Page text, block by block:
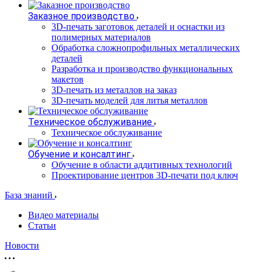
Заказное производство
3D-печать заготовок деталей и оснастки из
полимерных материалов
Обработка сложнопрофильных металлических
деталей
Разработка и производство функциональных
макетов
3D-печать из металлов на заказ
3D-печать моделей для литья металлов
Техническое обслуживание
Техническое обслуживание
Обучение и консалтинг
Обучение в области аддитивных технологий
Проектирование центров 3D-печати под ключ
База знаний
Видео материалы
Статьи
Новости